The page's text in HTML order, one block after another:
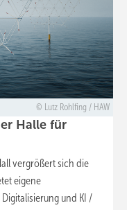
Lutz Rohlfing / HAW
Halle für
vergrößert sich die
eigene
und KI /